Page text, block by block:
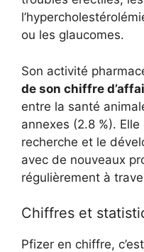
ou les glaucomes.
Son activité
de son chiffre
entre la santé
annexes (2.8 %).
recherche et le
avec de nouveaux
régulièrement à
Chiffres et
Pfizer en chiffre,